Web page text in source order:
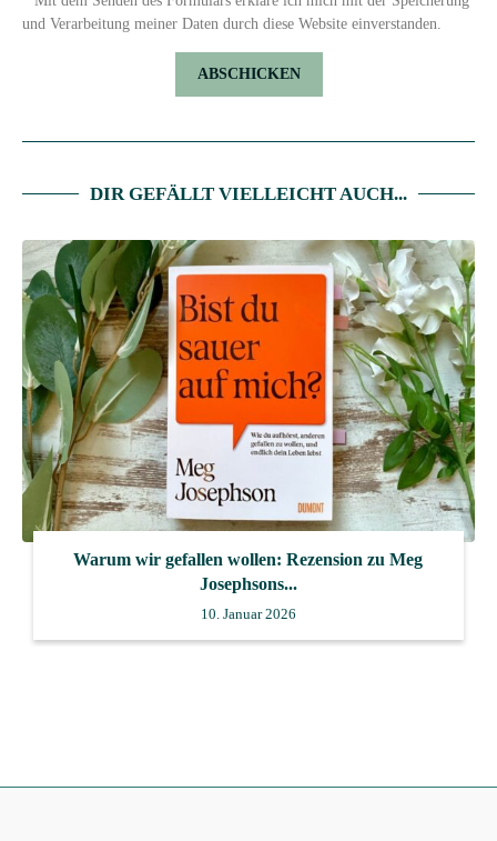
und Verarbeitung meiner Daten durch diese Website einverstanden.
DIR GEFÄLLT VIELLEICHT AUCH...
Warum wir gefallen wollen: Rezension zu Meg
Josephsons...
10. Januar 2026